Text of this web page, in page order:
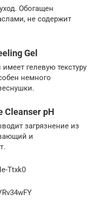
Обогащен
не содержит
Gel
гелевую текстуру
немного
Cleanser pH
загрязнение из
и
Ttxk0